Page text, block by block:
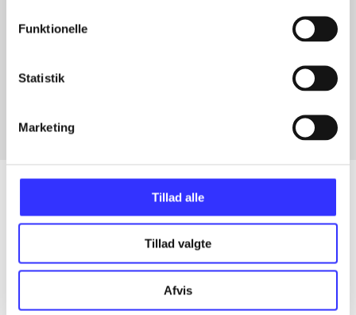
Funktionelle
Statistik
Marketing
Tillad alle
Tillad valgte
Afvis
Fra
Alle registrerede artikler fordelt på udgivelser